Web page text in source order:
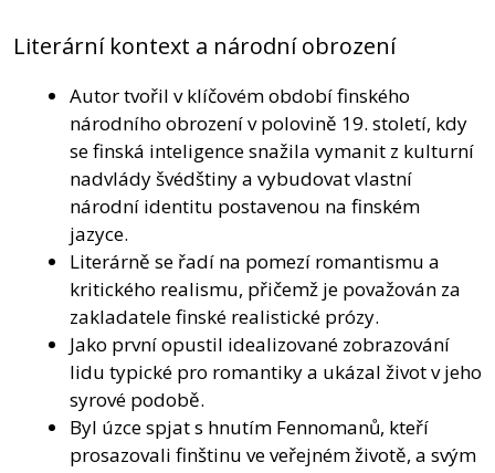
Literární kontext a národní obrození
Autor tvořil v klíčovém období finského
národního obrození v polovině 19. století, kdy
se finská inteligence snažila vymanit z kulturní
nadvlády švédštiny a vybudovat vlastní
národní identitu postavenou na finském
jazyce.
Literárně se řadí na pomezí romantismu a
kritického realismu, přičemž je považován za
zakladatele finské realistické prózy.
Jako první opustil idealizované zobrazování
lidu typické pro romantiky a ukázal život v jeho
syrové podobě.
Byl úzce spjat s hnutím Fennomanů, kteří
prosazovali finštinu ve veřejném životě, a svým